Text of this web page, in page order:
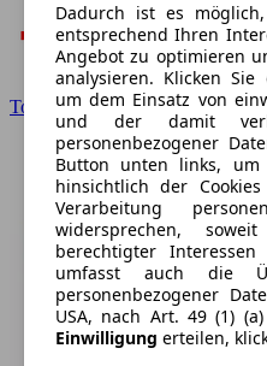
Toyota
Dadurch ist es
entsprechend Ihren
Angebot zu optimieren
analysieren. Klicken
um dem Einsatz von
und der damit
personenbezogener
Button unten links, um
hinsichtlich der
Verarbeitung
widersprechen,
berechtigter
umfasst auch die
personenbezogener
USA, nach Art. 49 (1) (a)
Einwilligung erteilen,